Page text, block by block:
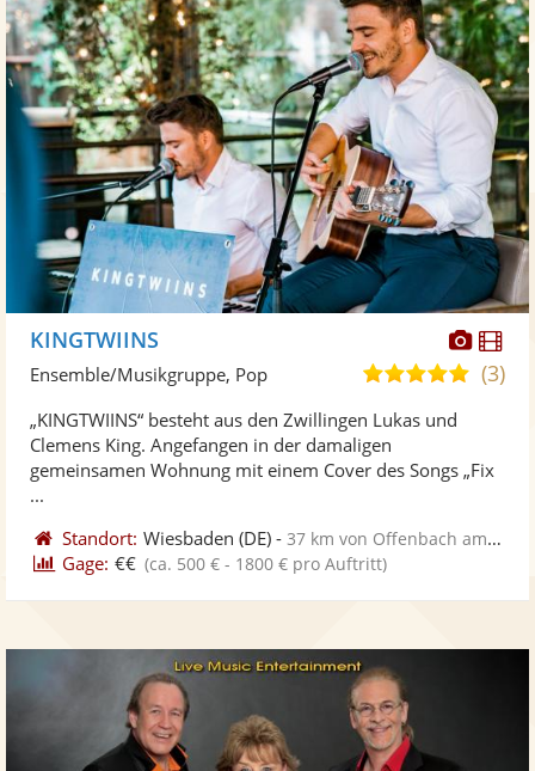
KINGTWIINS
5,0
Sternen
(3)
Ensemble/Musikgruppe, Pop
„KINGTWIINS“ besteht aus den Zwillingen Lukas und
Clemens King. Angefangen in der damaligen
gemeinsamen Wohnung mit einem Cover des Songs „Fix
...
Standort: Wiesbaden (DE) -37 km von Offenbach am Main
Gage: €€ (ca. 500 € - 1800 € pro Auftritt)